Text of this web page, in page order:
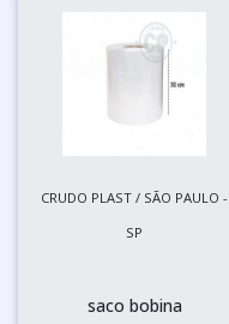
CRUDO PLAST / SÃO PAULO -
SP
saco bobina